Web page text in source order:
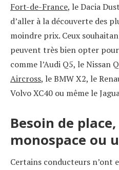
Fort-de-France, le Dacia
d’aller à la découverte des
moindre prix. Ceux
peuvent très bien opter
comme l’Audi Q5, le Nissan
Aircross, le BMW X2, le
Volvo XC40 ou même le
Besoin de
monospace ou
Certains conducteurs n’ont